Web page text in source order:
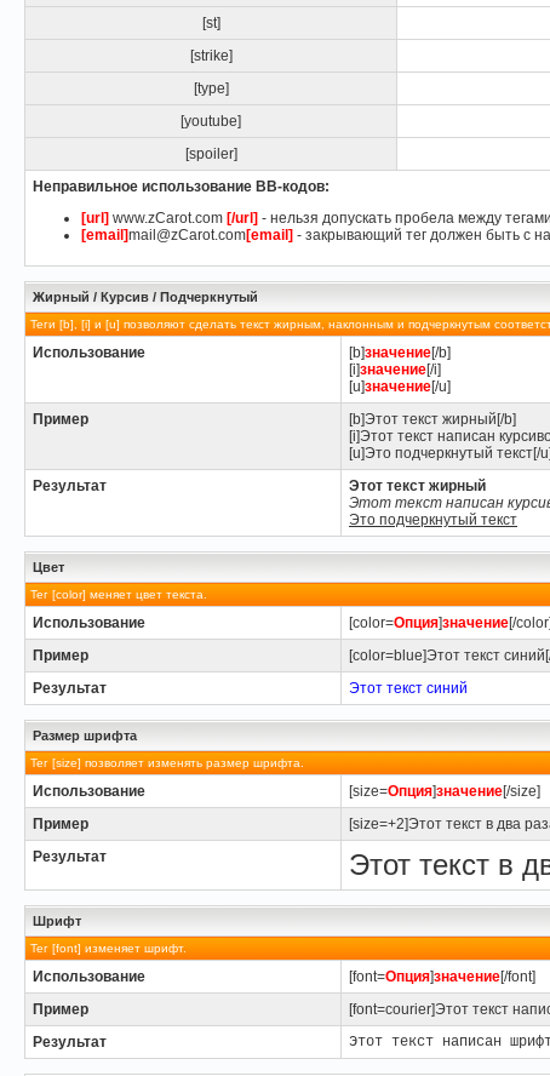
[st]
[strike]
[type]
[youtube]
[spoiler]
Неправильное использование BB-кодов:
[url] www.zCarot.com [/url] - нельзя допускать пробела между
[email]mail@zCarot.com[email] - закрывающий тег должен быть с
Жирный / Курсив / Подчеркнутый
Теги [b], [i] и [u] позволяют сделать текст жирным, наклонным и подчеркнутым
Использование [b]значение[/b]
[i]значение[/i]
[u]значение[/u]
Пример
[b]Этот текст жирный[/b]
[i]Этот текст написан
[u]Это подчеркнутый текст[/u]
Результат
Этот текст жирный
Этот текст написан
Это подчеркнутый текст
Цвет
Тег [color] меняет цвет текста.
Использование [color=Опция]значение[/color]
Пример
[color=blue]Этот текст
Результат
Этот текст синий
Размер шрифта
Тег [size] позволяет изменять размер шрифта.
Использование [size=Опция]значение[/size]
Пример
[size=+2]Этот текст в два
Результат
Этот текст в
Шрифт
Тег [font] изменяет шрифт.
Использование [font=Опция]значение[/font]
Пример
[font=courier]Этот текст
Результат
Этот текст написан